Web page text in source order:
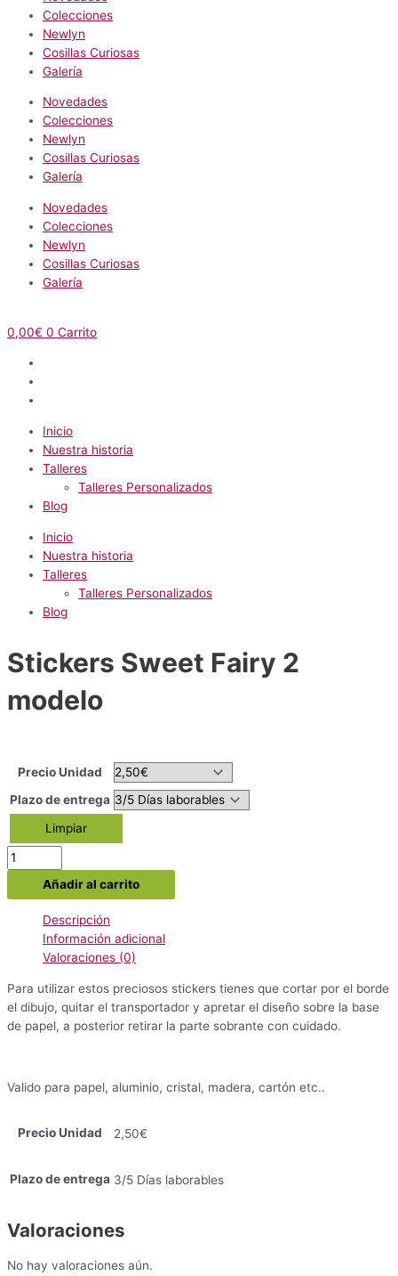
Colecciones
Newlyn
Cosillas Curiosas
Galería
Novedades
Colecciones
Newlyn
Cosillas Curiosas
Galería
Novedades
Colecciones
Newlyn
Cosillas Curiosas
Galería
0,00€ 0 Carrito
Inicio
Nuestra historia
Talleres
Talleres Personalizados
Blog
Inicio
Nuestra historia
Talleres
Talleres Personalizados
Blog
Stickers Sweet Fairy 2
modelo
Precio Unidad
Plazo de entrega
Limpiar
Stickers
Sweet
modelo
cantidad
Añadir al carrito
Descripción
Información adicional
Valoraciones (0)
Para utilizar estos preciosos stickers tienes que cortar por el borde
el dibujo, quitar el transportador y apretar el diseño sobre la base
de papel, a posterior retirar la parte sobrante con cuidado.
Valido para papel, aluminio, cristal, madera, cartón etc..
Precio Unidad 2,50€
Plazo de entrega 3/5 Días laborables
Valoraciones
No hay valoraciones aún.